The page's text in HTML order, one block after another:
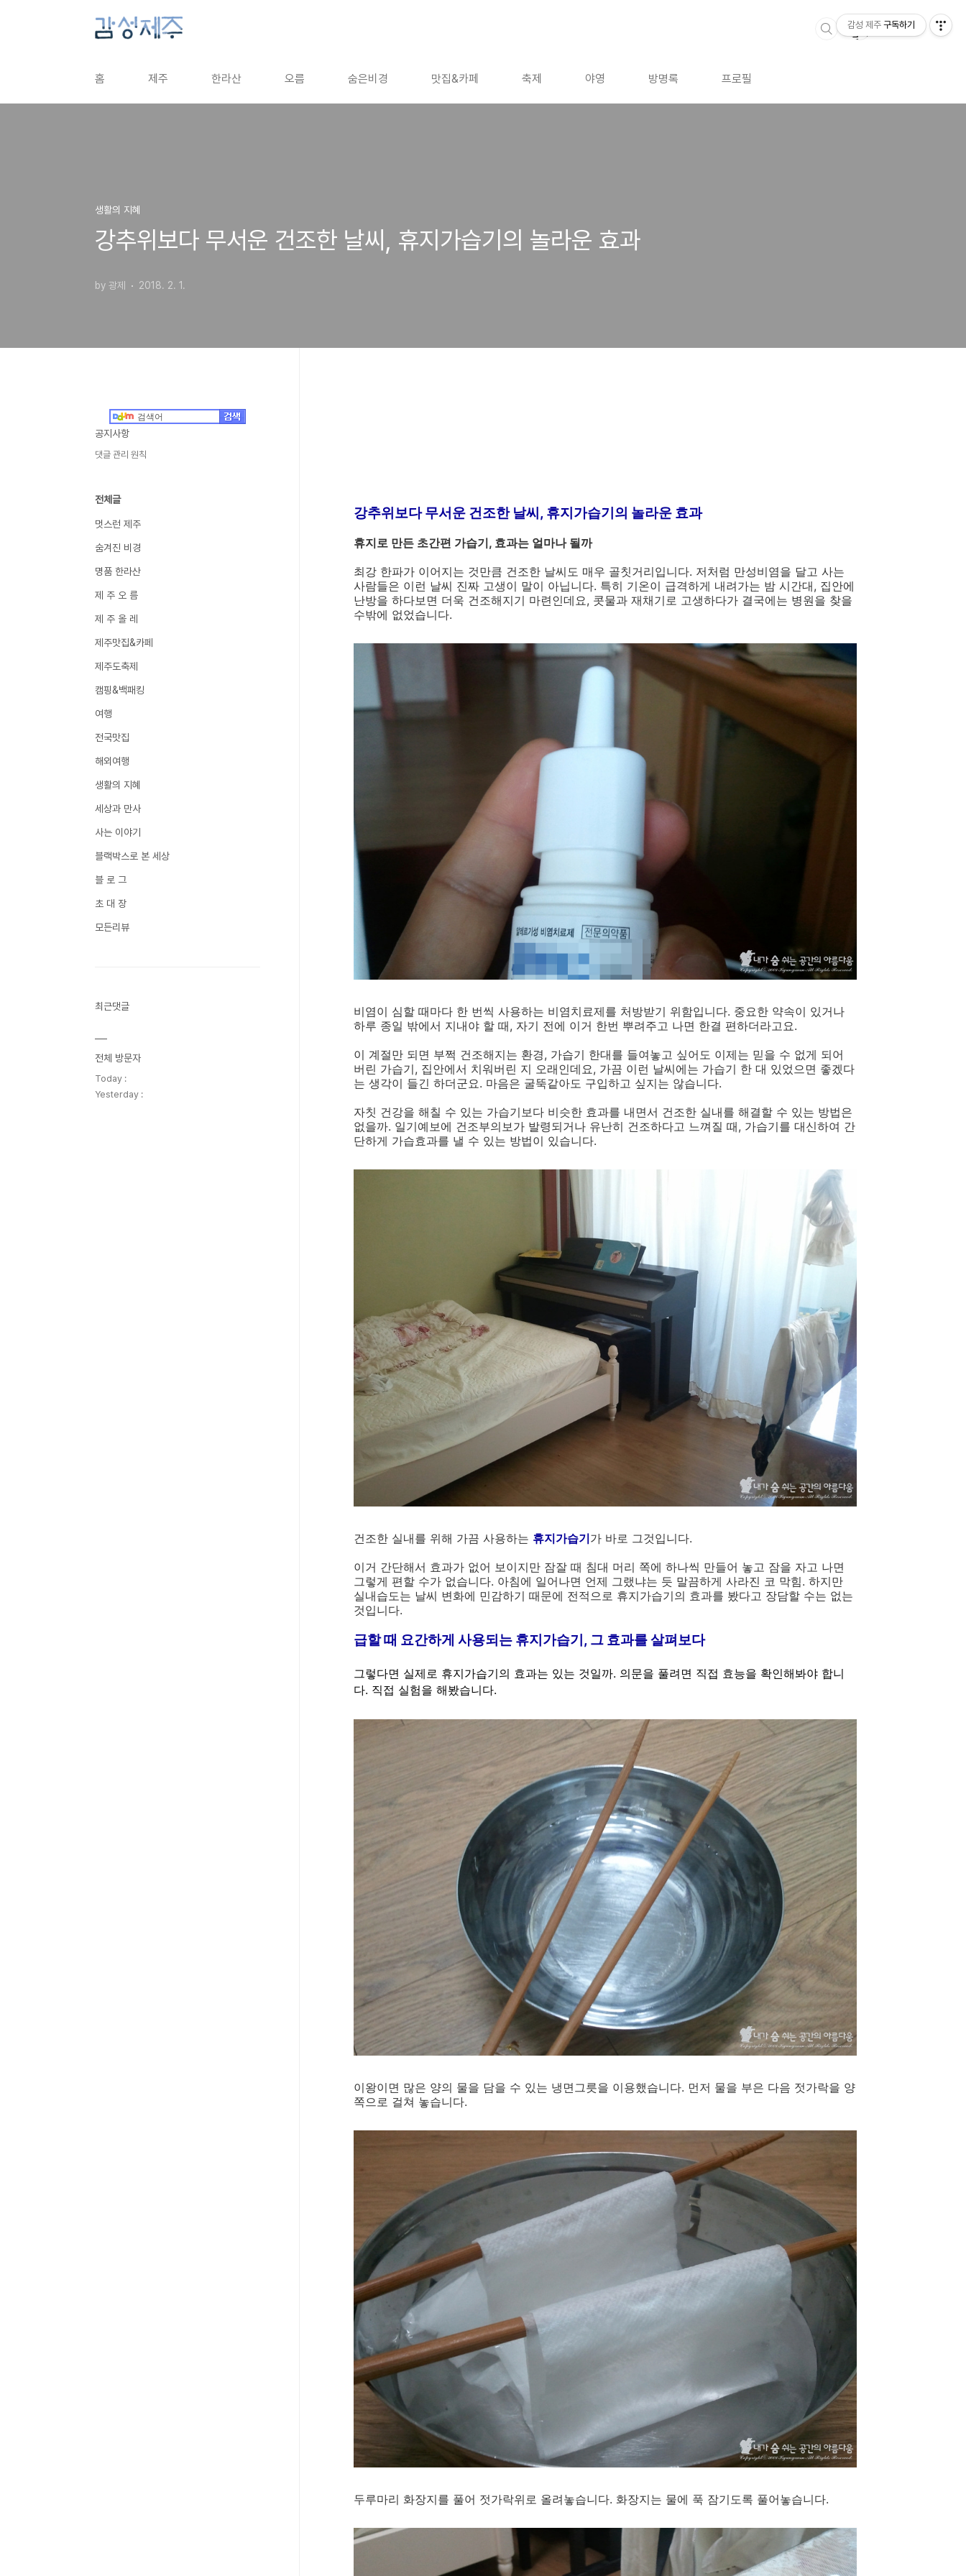
홈 제주 한라산 오름 숨은비경 맛집&카페 축제 야영 방명록 프로필
생활의 지혜
강추위보다 무서운 건조한 날씨, 휴지가습기의 놀라운 효과
by 광제 2018. 2. 1.
강추위보다 무서운 건조한 날씨, 휴지가습기의 놀라운 효과
휴지로 만든 초간편 가습기, 효과는 얼마나 될까
최강 한파가 이어지는 것만큼 건조한 날씨도 매우 골칫거리입니다. 저처럼 만성비염을 달고 사는
사람들은 이런 날씨 진짜 고생이 말이 아닙니다. 특히 기온이 급격하게 내려가는 밤 시간대, 집안에
난방을 하다보면 더욱 건조해지기 마련인데요, 콧물과 재채기로 고생하다가 결국에는 병원을 찾을
수밖에 없었습니다.
비염이 심할 때마다 한 번씩 사용하는 비염치료제를 처방받기 위함입니다. 중요한 약속이 있거나
하루 종일 밖에서 지내야 할 때, 자기 전에 이거 한번 뿌려주고 나면 한결 편하더라고요.
이 계절만 되면 부쩍 건조해지는 환경, 가습기 한대를 들여놓고 싶어도 이제는 믿을 수 없게 되어
버린 가습기, 집안에서 치워버린 지 오래인데요, 가끔 이런 날씨에는 가습기 한 대 있었으면 좋겠다
는 생각이 들긴 하더군요. 마음은 굴뚝같아도 구입하고 싶지는 않습니다.
자칫 건강을 해칠 수 있는 가습기보다 비슷한 효과를 내면서 건조한 실내를 해결할 수 있는 방법은
없을까. 일기예보에 건조부의보가 발령되거나 유난히 건조하다고 느껴질 때, 가습기를 대신하여 간
단하게 가습효과를 낼 수 있는 방법이 있습니다.
건조한 실내를 위해 가끔 사용하는 휴지가습기가 바로 그것입니다.
이거 간단해서 효과가 없어 보이지만 잠잘 때 침대 머리 쪽에 하나씩 만들어 놓고 잠을 자고 나면
그렇게 편할 수가 없습니다. 아침에 일어나면 언제 그랬냐는 듯 말끔하게 사라진 코 막힘. 하지만
실내습도는 날씨 변화에 민감하기 때문에 전적으로 휴지가습기의 효과를 봤다고 장담할 수는 없는
것입니다.
급할 때 요간하게 사용되는 휴지가습기, 그 효과를 살펴보다
그렇다면 실제로 휴지가습기의 효과는 있는 것일까. 의문을 풀려면 직접 효능을 확인해봐야 합니
다. 직접 실험을 해봤습니다.
이왕이면 많은 양의 물을 담을 수 있는 냉면그릇을 이용했습니다. 먼저 물을 부은 다음 젓가락을 양
쪽으로 걸쳐 놓습니다.
두루마리 화장지를 풀어 젓가락위로 올려놓습니다. 화장지는 물에 푹 잠기도록 풀어놓습니다.
공지사항
댓글 관리 원칙
전체글
멋스런 제주
숨겨진 비경
명품 한라산
제 주 오 름
제 주 올 레
제주맛집&카페
제주도축제
캠핑&백패킹
여행
전국맛집
해외여행
생활의 지혜
세상과 만사
사는 이야기
블랙박스로 본 세상
블 로 그
초 대 장
모든리뷰
최근댓글
전체 방문자
Today :
Yesterday :
감성 제주 구독하기